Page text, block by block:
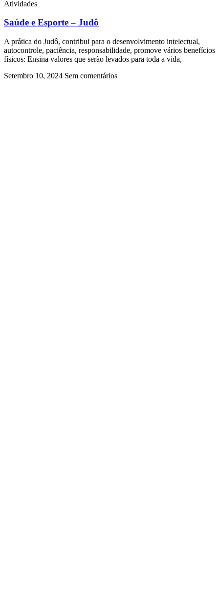
Atividades
Saúde e Esporte – Judô
A prática do Judô, contribui para o desenvolvimento intelectual,
autocontrole, paciência, responsabilidade, promove vários benefícios
físicos: Ensina valores que serão levados para toda a vida,
Setembro 10, 2024 Sem comentários